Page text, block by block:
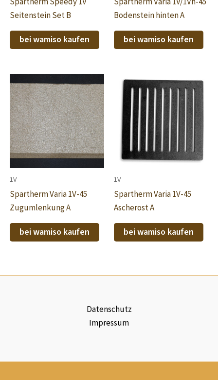
Seitenstein Set B
bei wamiso kaufen
Bodenstein hinten A
bei wamiso kaufen
1V
Spartherm Varia 1V-45
Zugumlenkung A
bei wamiso kaufen
1V
Spartherm Varia 1V-45
Ascherost A
bei wamiso kaufen
Datenschutz
Impressum